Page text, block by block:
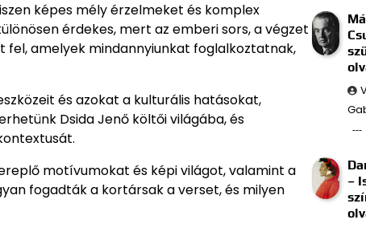
képes mély érzelmeket és komplex
érdekes, mert az emberi sors, a végzet
fel, amelyek mindannyiunkat foglalkoztatnak,
és azokat a kulturális hatásokat,
Dsida Jenő költői világába, és
motívumokat és képi világot, valamint a
fogadták a kortársak a verset, és milyen
–